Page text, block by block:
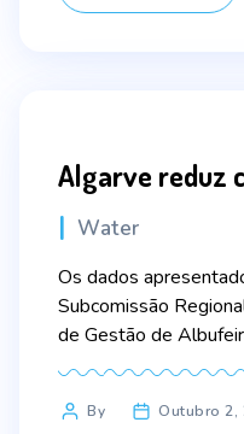
Algarve reduz
Categories
Water
Os dados
Subcomissão
de Gestão de
setembro, em Faro,
agosto de 2024,
PostBy Outubro 2,